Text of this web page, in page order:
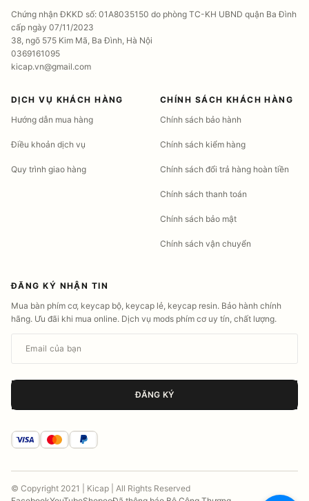
Chứng nhận ĐKKD số: 01A8035150 do phòng TC-KH UBND quận Ba Đình
cấp ngày 07/11/2023
38, ngõ 575 Kim Mã, Ba Đình, Hà Nội
0369161095
kicap.vn@gmail.com
DỊCH VỤ KHÁCH HÀNG
Hướng dẫn mua hàng
Điều khoản dịch vụ
Quy trình giao hàng
CHÍNH SÁCH KHÁCH HÀNG
Chính sách bảo hành
Chính sách kiểm hàng
Chính sách đổi trả hàng hoàn tiền
Chính sách thanh toán
Chính sách bảo mật
Chính sách vận chuyển
ĐĂNG KÝ NHẬN TIN
Mua bàn phím cơ, keycap bộ, keycap lẻ, keycap resin. Bảo hành chính
hãng. Ưu đãi khi mua online. Dịch vụ mods phím cơ uy tín, chất lượng.
ĐĂNG KÝ
© Copyright 2021 | Kicap | All Rights Reserved